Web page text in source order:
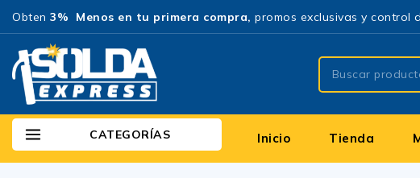
Obten 3% Menos en tu primera compra, promos exclusivas y control
CATEGORÍAS Inicio Tienda